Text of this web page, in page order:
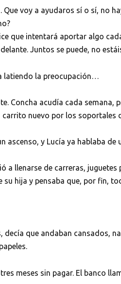
voy a ayudaros sí o sí, no
que intentará aportar algo
Juntos se puede, no
latiendo la preocupación…
Concha acudía cada semana,
carrito nuevo por los soportales
ascenso, y Lucía ya hablaba de
a llenarse de carreras, juguetes
hija y pensaba que, por fin,
que andaban cansados,
meses sin pagar. El banco